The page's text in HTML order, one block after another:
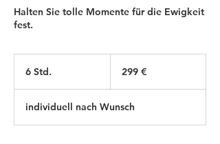
Halten Sie tolle Momente für die Ewigkeit
fest.
6 Std.
d
.
299 €
individuell nach Wunsch